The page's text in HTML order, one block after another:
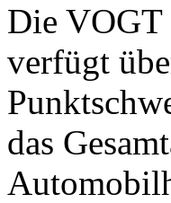
Die
verfügt
das